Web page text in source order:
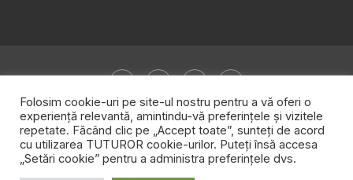
Despre noi Publicitate
Politica de confidențialitate
Contact
Folosim cookie-uri pe site-ul nostru pentru a vă oferi o
experiență relevantă, amintindu-vă preferințele și vizitele
repetate. Făcând clic pe „Accept toate”, sunteți de acord
cu utilizarea TUTUROR cookie-urilor. Puteți însă accesa
„Setări cookie” pentru a administra preferințele dvs.